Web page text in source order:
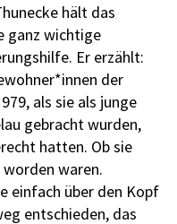
hält das
ganz wichtige
Er erzählt:
der
als sie als junge
gebracht wurden,
hatten. Ob sie
waren.
einfach über den Kopf
entschieden, das